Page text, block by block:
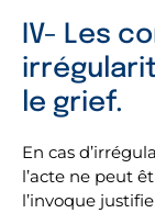
IV- Les
le grief.
En cas
l’acte ne peut
l’invoque